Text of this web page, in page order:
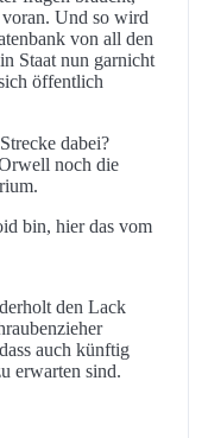
Und so wird
von all den
Staat nun garnicht
öffentlich
dabei?
noch die
bin, hier das vom
den Lack
auch künftig
erwarten sind.